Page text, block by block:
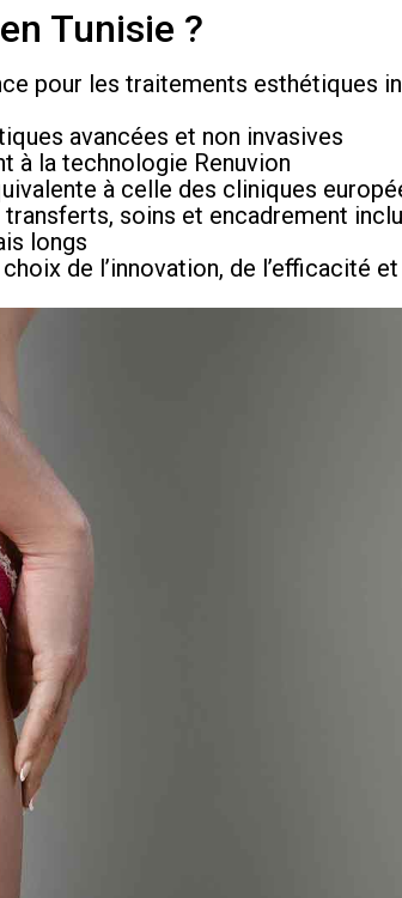
Tunisie ?
pour les traitements esthétiques
avancées et non invasives
à la technologie Renuvion
à celle des cliniques
transferts, soins et encadrement
longs
de l’innovation, de l’efficacité et